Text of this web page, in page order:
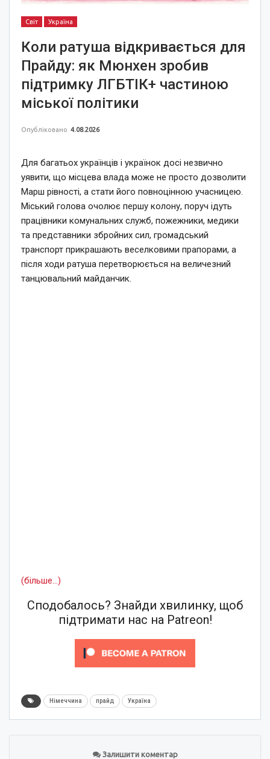
Світ Україна
Коли ратуша відкривається для
Прайду: як Мюнхен зробив
підтримку ЛГБТІК+ частиною
міської політики
Опубліковано 4.08.2026
Для багатьох українців і українок досі незвично
уявити, що місцева влада може не просто дозволити
Марш рівності, а стати його повноцінною учасницею.
Міський голова очолює першу колону, поруч ідуть
працівники комунальних служб, пожежники, медики
та представники збройних сил, громадський
транспорт прикрашають веселковими прапорами, а
після ходи ратуша перетворюється на величезний
танцювальний майданчик.
(більше…)
Сподобалось? Знайди хвилинку, щоб
підтримати нас на Patreon!
Німеччина прайд Україна
Залишити коментар